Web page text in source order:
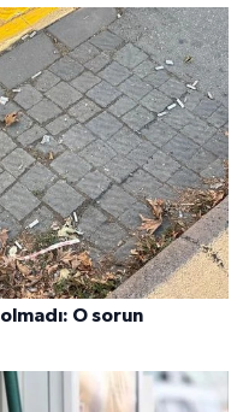
O sorun